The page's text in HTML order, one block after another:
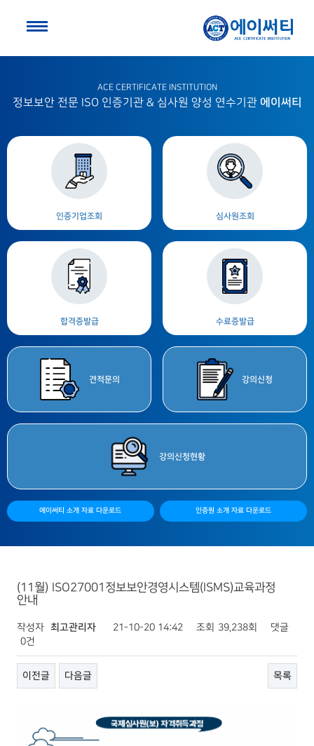
ACE CERTIFICATE INSTITUTION
정보보안 전문 ISO 인증기관 & 심사원 양성 연수기관 에이써티
인증기업조회 심사원조회
합격증발급 수료증발급
견적문의 강의 신청
강의 신청현황
에이써티 소개 자료 다운로드 인증원 소개 자료 다운로드
(11월) ISO27001정보보안경영시스템(ISMS)교육과정
안내
작성자 최고관리자 21-10-20 14:42 조회 39,238회
댓글
0건
이전글 다음글 목록